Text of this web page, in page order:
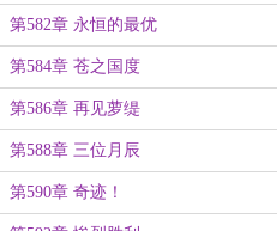
第582章 永恒的最优
第584章 苍之国度
第586章 再见萝缇
第588章 三位月辰
第590章 奇迹！